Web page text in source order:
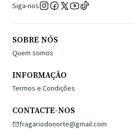
Siga-nos
SOBRE NÓS
Quem somos
INFORMAÇÃO
Termos e Condições
CONTACTE-NOS
fragariodonorte@gmail.com